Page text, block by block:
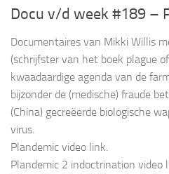
Docu v/d week #189 –
Documentaires van Mikki Willis
(schrijfster van het boek plague
kwaadaardige agenda van de
bijzonder de (medische) fraude
(China) gecreëerde biologische
virus.
Plandemic video link.
Plandemic 2 indoctrination video